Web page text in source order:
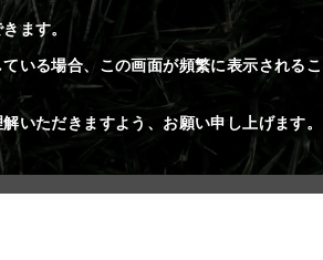
ます。
いる場合、この画面が頻繁に表示されるこ
いただきますよう、お願い申し上げます。